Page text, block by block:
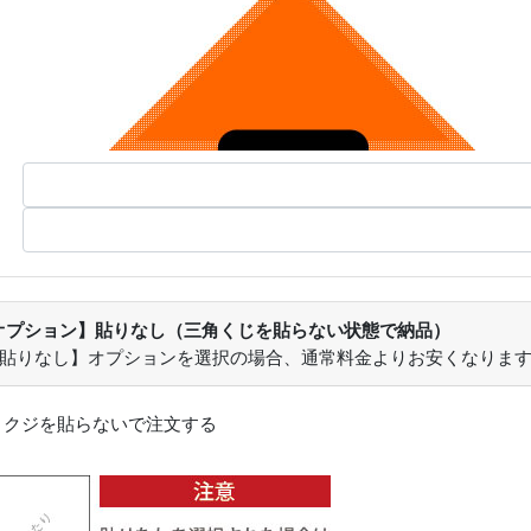
プション】貼りなし（三角くじを貼らない状態で納品）
りなし】オプションを選択の場合、通常料金よりお安くなりま
クジを貼らないで注文する